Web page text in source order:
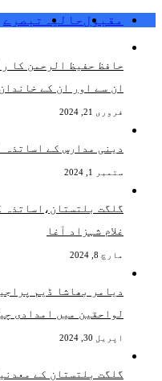
مقبولحالیہ تبصرے
حافظ حفیظ الرحمن کا
ان سے اور ان کے
فروری 21, 2024
دینی مدارس کے اساتذہ
ستمبر 1, 2024
غلام شہزاد آغا
مارچ 8, 2024
دیامر بھاشا ڈیم
لواحقین میں امدادی
اپریل 30, 2024
گلگت بلتستان کے